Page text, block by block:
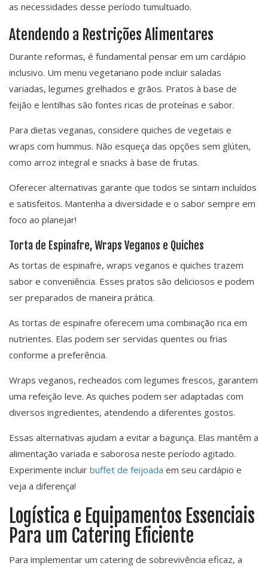
as necessidades desse período tumultuado.
Atendendo a Restrições Alimentares
Durante reformas, é fundamental pensar em um cardápio
inclusivo. Um menu vegetariano pode incluir saladas
variadas, legumes grelhados e grãos. Pratos à base de
feijão e lentilhas são fontes ricas de proteínas e sabor.
Para dietas veganas, considere quiches de vegetais e
wraps com hummus. Não esqueça das opções sem glúten,
como arroz integral e snacks à base de frutas.
Oferecer alternativas garante que todos se sintam incluídos
e satisfeitos. Mantenha a diversidade e o sabor sempre em
foco ao planejar!
Torta de Espinafre, Wraps Veganos e Quiches
As tortas de espinafre, wraps veganos e quiches trazem
sabor e conveniência. Esses pratos são deliciosos e podem
ser preparados de maneira prática.
As tortas de espinafre oferecem uma combinação rica em
nutrientes. Elas podem ser servidas quentes ou frias
conforme a preferência.
Wraps veganos, recheados com legumes frescos, garantem
uma refeição leve. As quiches podem ser adaptadas com
diversos ingredientes, atendendo a diferentes gostos.
Essas alternativas ajudam a evitar a bagunça. Elas mantêm a
alimentação variada e saborosa neste período agitado.
Experimente incluir buffet de feijoada em seu cardápio e
veja a diferença!
Logística e Equipamentos Essenciais
Para um Catering Eficiente
Para implementar um catering de sobrevivência eficaz, a